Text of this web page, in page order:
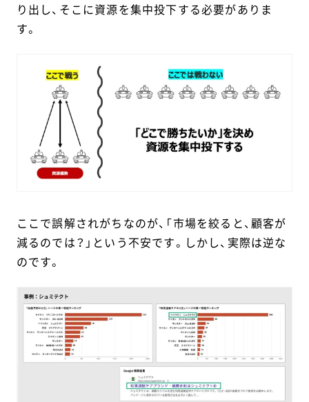
り出し、そこに資源を集中投下する必要がありま
す。
ここで誤解されがちなのが、「市場を絞ると、顧客が
減るのでは？」という不安です。しかし、実際は逆な
のです。